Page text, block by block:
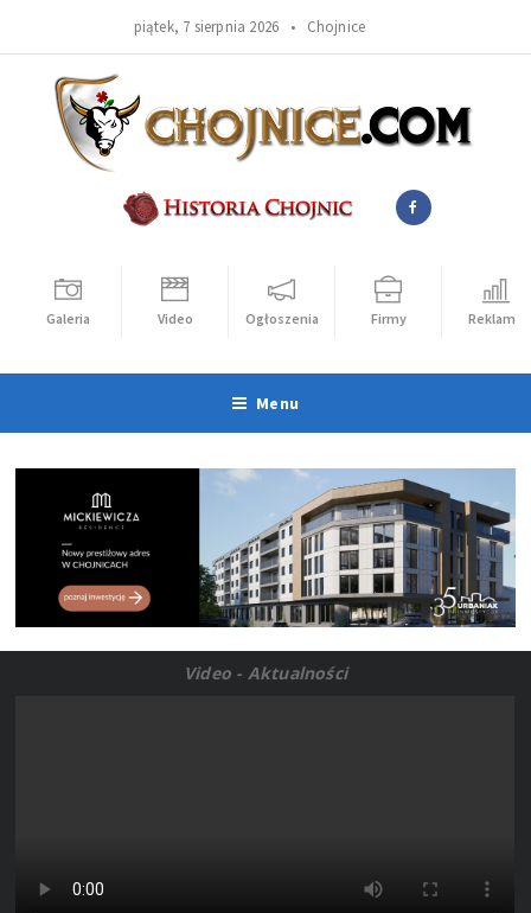
piątek, 7 sierpnia 2026 • Chojnice
Galeria Video Ogłoszenia Firmy Reklama
Menu
Video - Aktualności